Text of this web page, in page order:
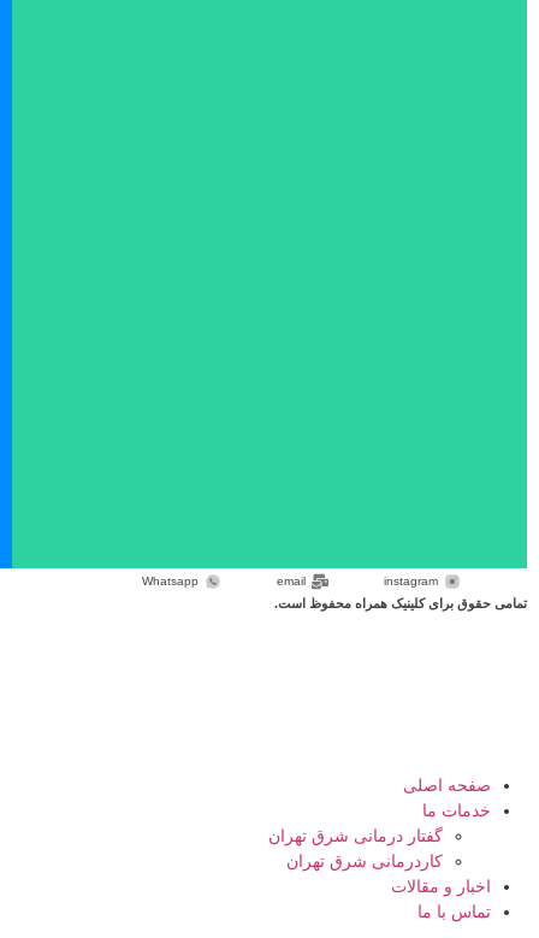
instagram
email
Whatsapp
تمامی حقوق برای کلینیک همراه محفوظ است.
صفحه اصلی
خدمات ما
گفتار درمانی شرق تهران
کاردرمانی شرق تهران
اخبار و مقالات
تماس با ما